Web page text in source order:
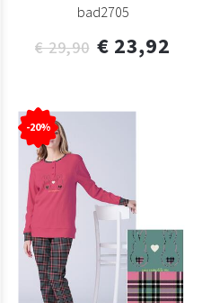
bad2705
€ 29,90 € 23,92
-20%